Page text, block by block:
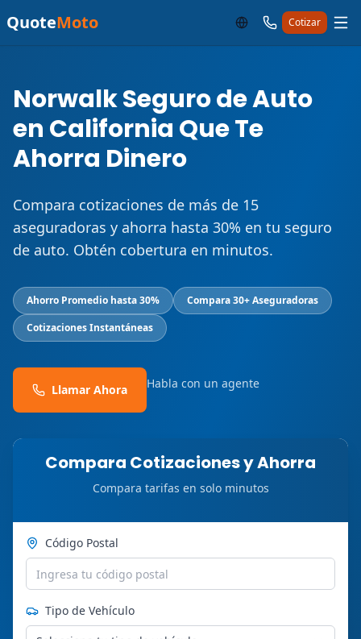
QuoteMoto Cotizar
Norwalk Seguro de Auto
en California Que Te
Ahorra Dinero
Compara cotizaciones de más de 15
aseguradoras y ahorra hasta 30% en tu seguro
de auto. Obtén cobertura en minutos.
Ahorro Promedio hasta 30%
Compara 30+ Aseguradoras
Cotizaciones Instantáneas
Llamar Ahora Habla con un agente
Compara Cotizaciones y Ahorra
Compara tarifas en solo minutos
Código Postal
Tipo de Vehículo